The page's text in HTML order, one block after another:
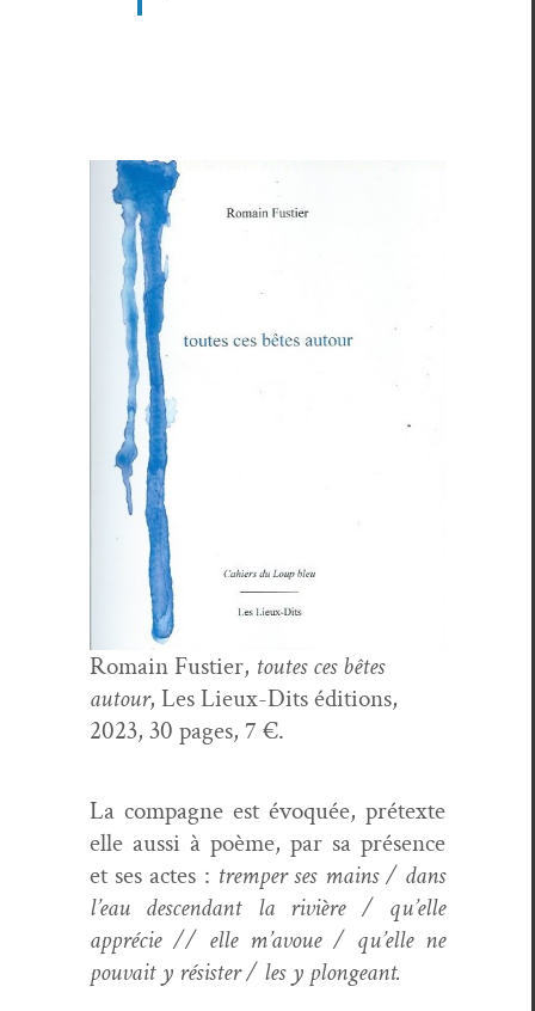
Romain Fusti­er, toutes ces bêtes
autour, Les Lieux-Dits édi­tions,
2023, 30 pages, 7 €.
La com­pagne est évo­quée, pré­texte
elle aus­si à poème, par sa présence
et ses actes : trem­per ses mains / dans
l’eau descen­dant la riv­ière / qu’elle
appré­cie // elle m’avoue / qu’elle ne
pou­vait y résis­ter / les y plongeant.